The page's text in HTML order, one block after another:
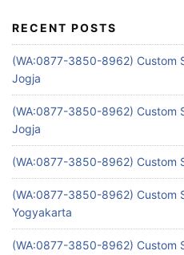
RECENT POSTS
(WA:0877-3850-8962) Custom
Jogja
(WA:0877-3850-8962) Custom
Jogja
(WA:0877-3850-8962) Custom
(WA:0877-3850-8962) Custom
Yogyakarta
(WA:0877-3850-8962) Custom